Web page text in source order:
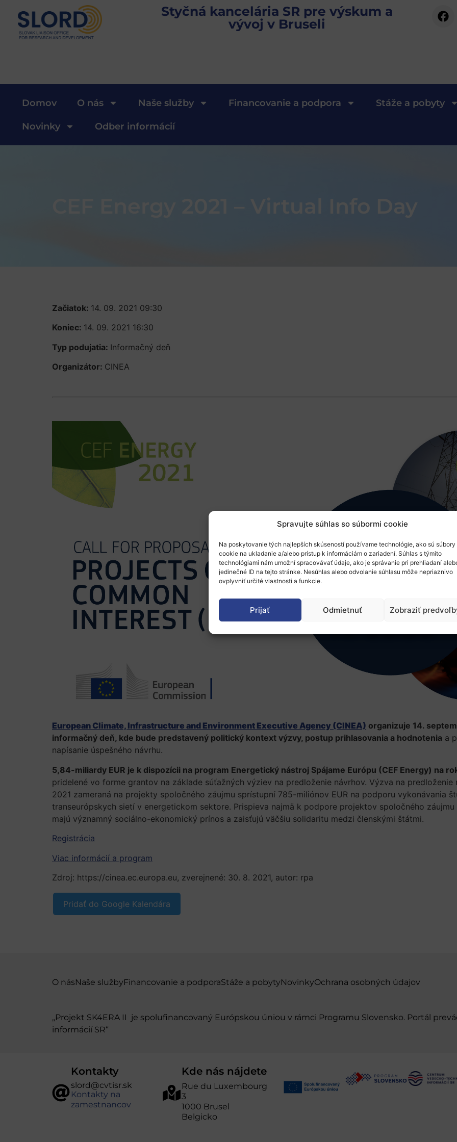
Spravujte súhlas so súbormi cookie
Na poskytovanie tých najlepších skúseností používame technológie, ako sú súbory
cookie na ukladanie a/alebo prístup k informáciám o zariadení. Súhlas s týmito
technológiami nám umožní spracovávať údaje, ako je správanie pri prehliadaní
jedinečné ID na tejto stránke. Nesúhlas alebo odvolanie súhlasu môže nepriaznivo
ovplyvniť určité vlastnosti a funkcie.
Prijať Odmietnuť Zobraziť
Styčná kancelária SR pre výskum a
vývoj v Bruseli
Domov O nás Naše služby Financovanie a podpora Stáže a pobyty
Novinky Odber informácií
CEF Energy 2021 – Virtual Info Day
Začiatok: 14. 09. 2021 09:30
Koniec: 14. 09. 2021 16:30
Typ podujatia: Informačný deň
Organizátor: CINEA
European Climate, Infrastructure and Environment Executive Agency (CINEA) organizuje 14.
informačný deň, kde bude predstavený politický kontext výzvy, postup prihlasovania a hodnotenia a
napísanie úspešného návrhu.
5,84-miliardy EUR je k dispozícii na program Energetický nástroj Spájame Európu (CEF Energy) na
pridelené vo forme grantov na základe súťažných výziev na predloženie návrhov. Výzva na
2021 zameraná na projekty spoločného záujmu sprístupní 785-miliónov EUR na podporu vykonávania
transeurópskych sietí v energetickom sektore. Prispieva najmä k podpore projektov spoločného
majú významný sociálno-ekonomický prínos a zaisťujú väčšiu solidaritu medzi členskými štátmi.
Registrácia
Viac informácií a program
Zdroj: https://cinea.ec.europa.eu, zverejnené: 30. 8. 2021, autor: rpa
Pridať do Google Kalendára
O násNaše službyFinancovanie a podporaStáže a pobytyNovinkyOchrana osobných údajov
„Projekt SK4ERA II je spolufinancovaný Európskou úniou v rámci Programu Slovensko. Portál
informácií SR“
Kontakty
slord@cvtisr.sk
Kontakty na
zamestnancov
Kde nás nájdete
Rue du Luxembourg
3
1000 Brusel
Belgicko